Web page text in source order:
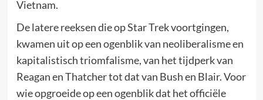
Vietnam.
De latere reeksen die op Star Trek voortgingen,
kwamen uit op een ogenblik van neoliberalisme en
kapitalistisch triomfalisme, van het tijdperk van
Reagan en Thatcher tot dat van Bush en Blair. Voor
wie opgroeide op een ogenblik dat het officiële